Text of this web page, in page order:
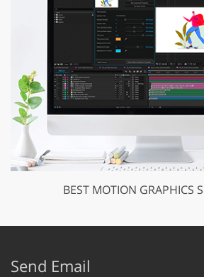
BEST MOTION GRAPHICS
Send Email